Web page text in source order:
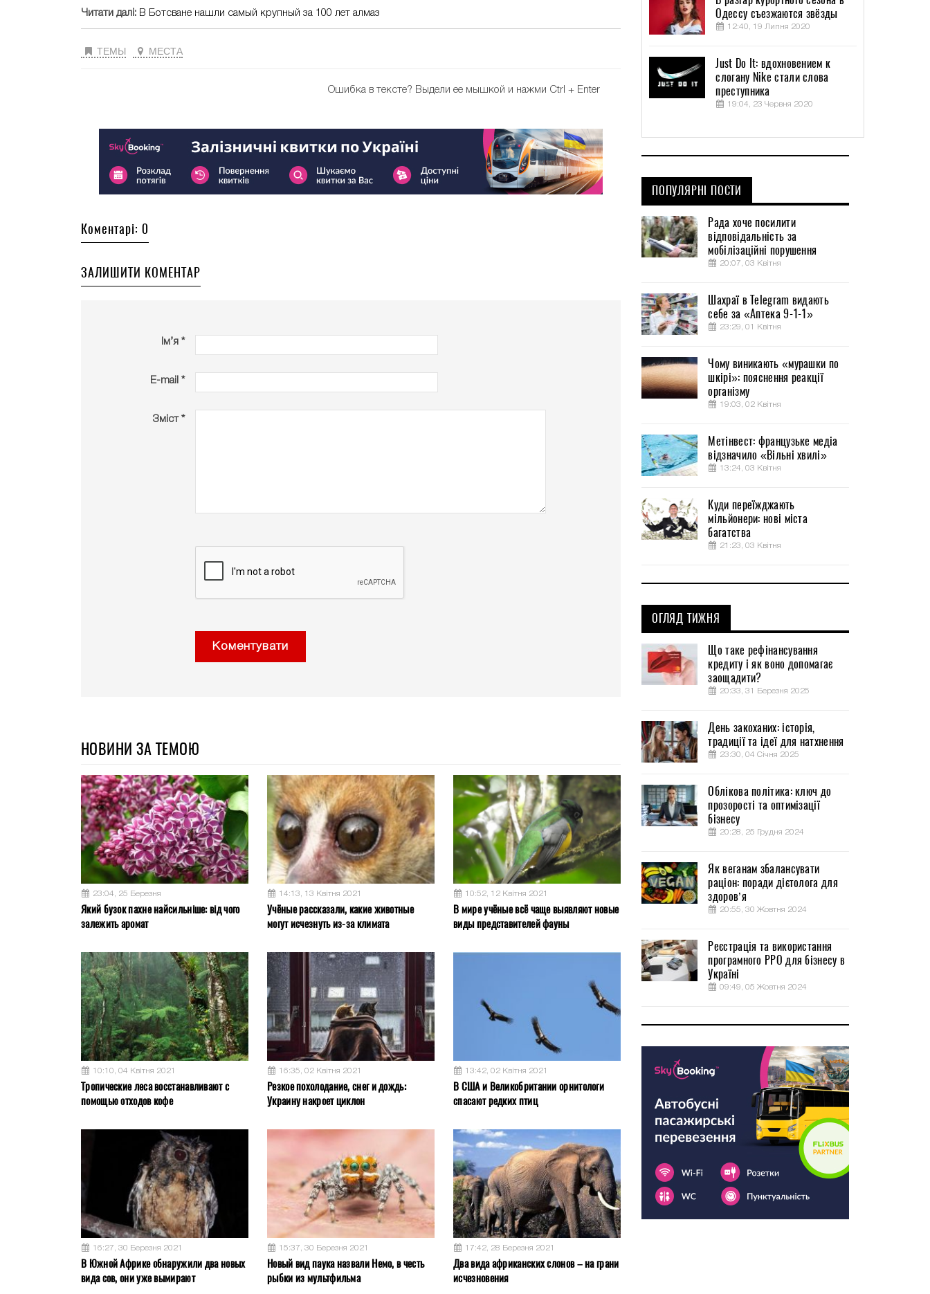
Читати далі: В Ботсване нашли самый крупный за 100 лет алмаз
ТЕМЫ МЕСТА
Ошибка в тексте? Выдели ее мышкой и нажми Ctrl + Enter
Коментарі: 0
ЗАЛИШИТИ КОМЕНТАР
Ім’я *
E-mail *
Зміст *
Коментувати
НОВИНИ ЗА ТЕМОЮ
23:04, 25 Березня
Який бузок пахне найсильніше: від чого
залежить аромат
14:13, 13 Квітня 2021
Учёные рассказали, какие животные
могут исчезнуть из-за климата
10:52, 12 Квітня 2021
В мире учёные всё чаще выявляют новые
виды представителей фауны
10:10, 04 Квітня 2021
Тропические леса восстанавливают с
помощью отходов кофе
16:35, 02 Квітня 2021
Резкое похолодание, снег и дождь:
Украину накроет циклон
13:42, 02 Квітня 2021
В США и Великобритании орнитологи
спасают редких птиц
16:27, 30 Березня 2021
В Южной Африке обнаружили два новых
вида сов, они уже вымирают
15:37, 30 Березня 2021
Новый вид паука назвали Немо, в честь
рыбки из мультфильма
17:42, 28 Березня 2021
Два вида африканских слонов – на грани
исчезновения
Одессу съезжаются звёзды
12:40, 19 Липня 2020
Just Do It: вдохновением к
слогану Nike стали слова
преступника
19:04, 23 Червня 2020
ПОПУЛЯРНІ ПОСТИ
Рада хоче посилити
відповідальність за
мобілізаційні порушення
20:07, 03 Квітня
Шахраї в Telegram видають
себе за «Аптека 9-1-1»
23:29, 01 Квітня
Чому виникають «мурашки по
шкірі»: пояснення реакції
організму
19:03, 02 Квітня
Метінвест: французьке медіа
відзначило «Вільні хвилі»
13:24, 03 Квітня
Куди переїжджають
мільйонери: нові міста
багатства
21:23, 03 Квітня
ОГЛЯД ТИЖНЯ
Що таке рефінансування
кредиту і як воно допомагає
заощадити?
20:33, 31 Березня 2025
День закоханих: історія,
традиції та ідеї для натхнення
23:30, 04 Січня 2025
Облікова політика: ключ до
прозорості та оптимізації
бізнесу
20:28, 25 Грудня 2024
Як веганам збалансувати
раціон: поради дієтолога для
здоров’я
20:55, 30 Жовтня 2024
Реєстрація та використання
програмного РРО для бізнесу в
Україні
09:49, 05 Жовтня 2024